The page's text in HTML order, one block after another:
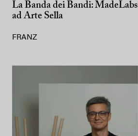
La Banda dei Bandi: MadeLabs
ad Arte Sella
FRANZ